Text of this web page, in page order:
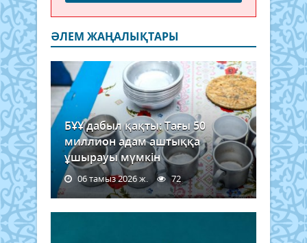
ӘЛЕМ ЖАҢАЛЫҚТАРЫ
БҰҰ дабыл қақты: Тағы 50
миллион адам аштыққа
ұшырауы мүмкін
06 тамыз 2026 ж. 72